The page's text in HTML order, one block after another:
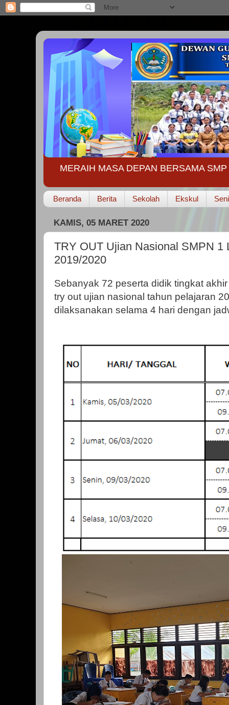
MERAIH MASA DEPAN BERSAMA
Beranda Berita Sekolah Ekskul
KAMIS, 05 MARET 2020
TRY OUT Ujian Nasional SMPN 1
2019/2020
Sebanyak 72 peserta didik tingkat
try out ujian nasional tahun pelajaran
dilaksanakan selama 4 hari dengan